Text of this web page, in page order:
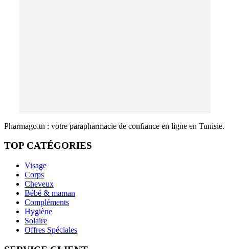
Pharmago.tn : votre parapharmacie de confiance en ligne en Tunisie.
TOP CATÉGORIES
Visage
Corps
Cheveux
Bébé & maman
Compléments
Hygiène
Solaire
Offres Spéciales